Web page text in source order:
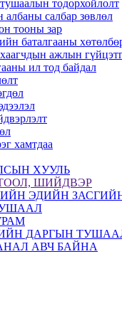
тодорхойлолт
албаны салбар зөвлөл
тооны зар
баталгааны
ажлын
ил тод байдал
хамтдаа
ХУУЛЬ
ШИЙДВЭР
ЭДИЙН
ДАРГЫН
АВЧ БАЙНА